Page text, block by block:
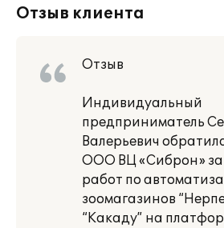
Отзыв клиента
Отзыв
Индивидуальный
предприниматель
Валерьевич
ООО ВЦ «Сиброн»
работ по
зоомагазинов
“Какаду” на